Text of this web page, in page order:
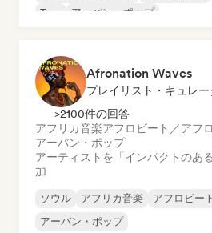
Trap
アーバン・ポップ
Afronation Waves
プレイリスト・キュレー
>2100件の回答
アフリカ音楽アフロビート／アフ
アーバン・ポップ
アーティストを「インパクトのあ
加
ソウル アフリカ音楽 アフロビー
アーバン・ポップ